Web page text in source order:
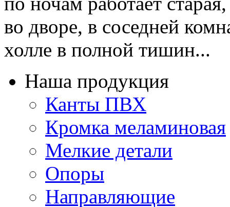
во дворе, в соседней
холле в полной тишин...
Наша продукция
Канты ПВХ
Кромка меламиновая
Мелкие детали
Опоры
Направляющие